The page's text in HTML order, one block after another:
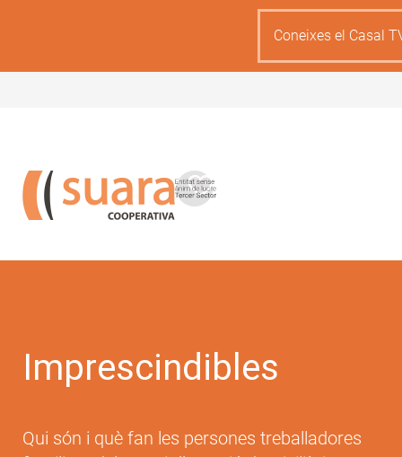
content
Coneixes el Casal
Imprescindibles
Qui són i què fan les persones treballadores